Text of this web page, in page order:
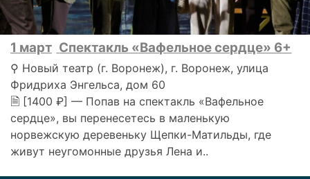
1 март Спектакль «Вафельное сердце» 6+
⚲ Новый театр (г. Воронеж), г. Воронеж, улица
Фридриха Энгельса, дом 60
🗎 [1400 ₽] — Попав на спектакль «Вафельное
сердце», вы перенесетесь в маленькую
норвежскую деревеньку Щепки-Матильды, где
живут неугомонные друзья Лена и..